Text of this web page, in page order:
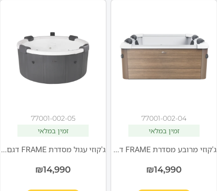
77001-002-04
זמין במלאי
ג'קוזי מרובע מסדרת FRAME דגם AMBER Aero PLUS F-AM063WAP מבית MSPA
₪14,990
77001-002-05
זמין במלאי
ג'קוזי עגול מסדרת FRAME דגם DENVER F-DE066W מבית MSPA
₪14,990